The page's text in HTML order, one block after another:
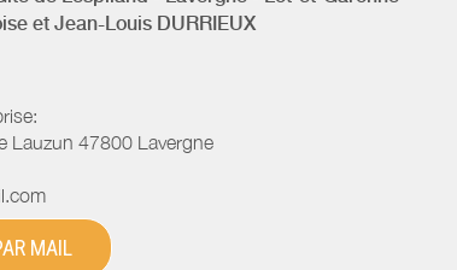
et Jean-Louis DURRIEUX
Lauzun 47800 Lavergne
MAIL